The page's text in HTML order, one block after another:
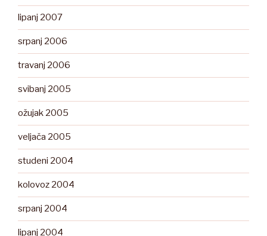
lipanj 2007
srpanj 2006
travanj 2006
svibanj 2005
ožujak 2005
veljača 2005
studeni 2004
kolovoz 2004
srpanj 2004
lipanj 2004